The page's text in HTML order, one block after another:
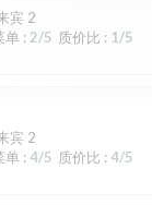
宾 2
单 : 2/5 质价比 : 1/5
宾 2
单 : 4/5 质价比 : 4/5